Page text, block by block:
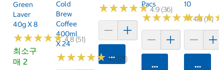
Green
Laver
40g X 8
★★★★★
★★★★★4.8 (51)
최소구
매 2
Cold
Brew
Coffee
400ml
X 24
★★★★★
★★★★★ 4.7 (21)
★★★★★
★★★★★4.9 (36)
카트에 담기
Pacs
★★★★★
★★★★★4.8 (17)
카트에 담기
10
★★★
★★★
카트에